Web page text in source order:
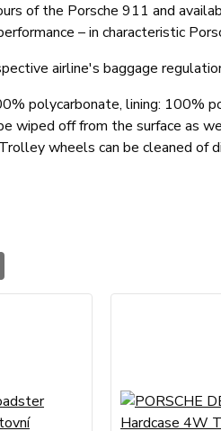
of the Porsche 911 and
– in characteristic
airline's baggage
polycarbonate, lining: 100%
wiped off from the surface as
wheels can be cleaned of